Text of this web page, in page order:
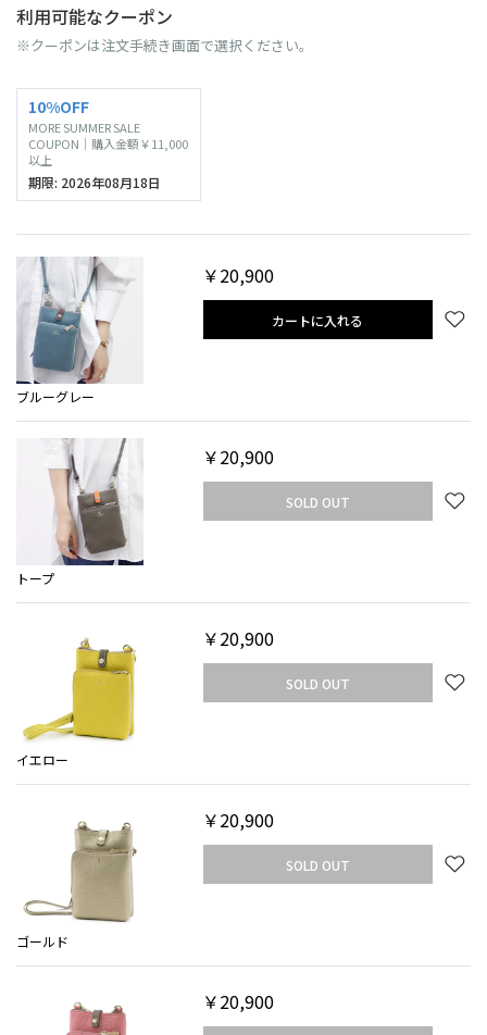
利用可能なクーポン
※クーポンは注文手続き画面で選択ください。
10%OFF
MORE SUMMER SALE
COUPON｜購入金額￥11,000
以上
期限: 2026年08月18日
ブルーグレー
￥20,900
カートに入れる
トープ
￥20,900
SOLD OUT
イエロー
￥20,900
SOLD OUT
ゴールド
￥20,900
SOLD OUT
￥20,900